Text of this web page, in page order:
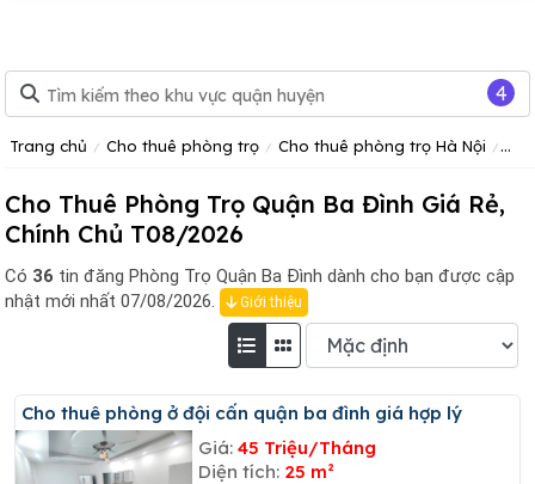
Trang chủ Cho thuê phòng trọ Cho thuê phòng trọ Hà Nội
Cho Thuê Phòng Trọ Quận Ba Đình Giá Rẻ,
Chính Chủ T08/2026
Có 36 tin đăng Phòng Trọ Quận Ba Đình dành cho bạn được cập
nhật mới nhất 07/08/2026.
Giới thiệu
Cho thuê phòng ở đội cấn quận ba đình giá hợp lý
Giá: 45 Triệu/Tháng
Diện tích: 25 m²
4